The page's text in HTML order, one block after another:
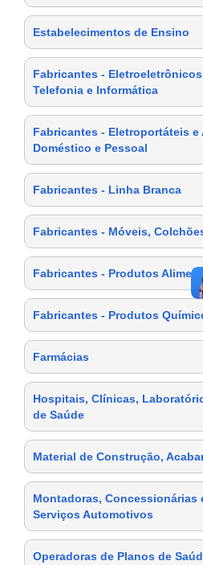
Estabelecimentos de Ensino
Fabricantes -
Telefonia e Informática
Fabricantes - Eletroportáteis e
Doméstico e Pessoal
Fabricantes - Linha Branca
Fabricantes - Móveis,
Fabricantes - Produtos
Fabricantes - Produtos
Farmácias
Hospitais, Clínicas,
de Saúde
Material de Construção,
Montadoras, Concessionárias
Serviços Automotivos
Operadoras de Planos de